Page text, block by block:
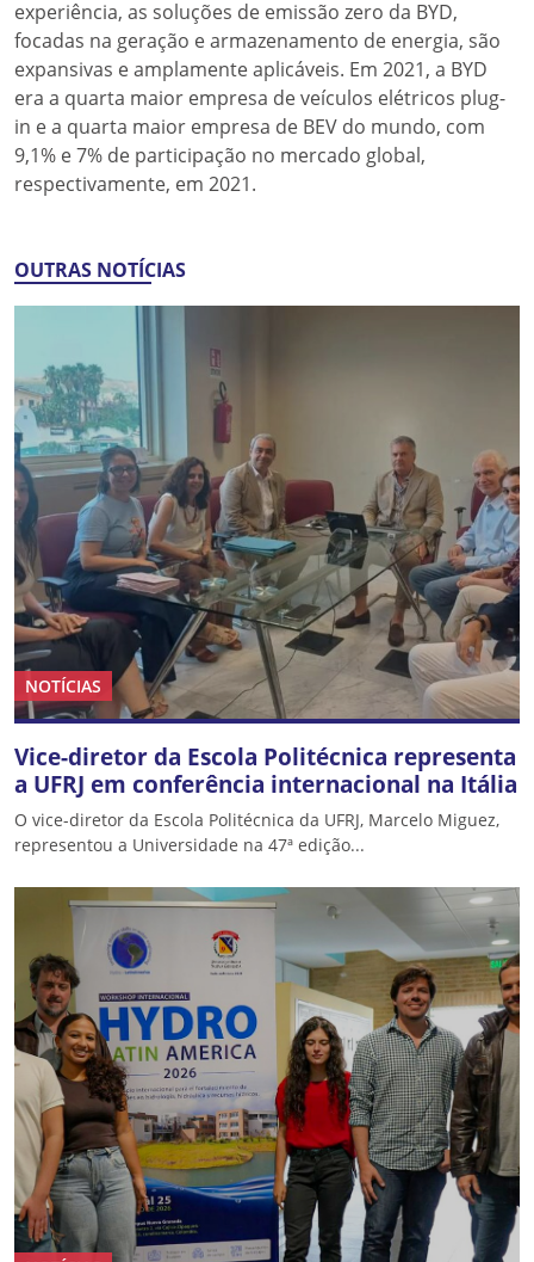
experiência, as soluções de emissão zero da BYD,
focadas na geração e armazenamento de energia, são
expansivas e amplamente aplicáveis. Em 2021, a BYD
era a quarta maior empresa de veículos elétricos plug-
in e a quarta maior empresa de BEV do mundo, com
9,1% e 7% de participação no mercado global,
respectivamente, em 2021.
OUTRAS NOTÍCIAS
NOTÍCIAS
Vice-diretor da Escola Politécnica representa
a UFRJ em conferência internacional na Itália
O vice-diretor da Escola Politécnica da UFRJ, Marcelo Miguez,
representou a Universidade na 47ª edição...